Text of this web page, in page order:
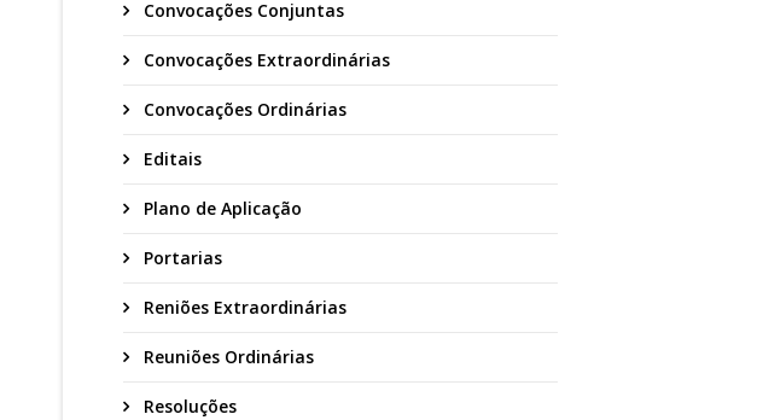
Convocações Conjuntas
Convocações Extraordinárias
Convocações Ordinárias
Editais
Plano de Aplicação
Portarias
Reniões Extraordinárias
Reuniões Ordinárias
Resoluções